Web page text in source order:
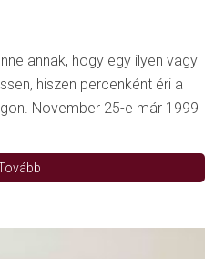
annak, hogy egy ilyen vagy
hiszen percenként éri a
November 25-e már 1999